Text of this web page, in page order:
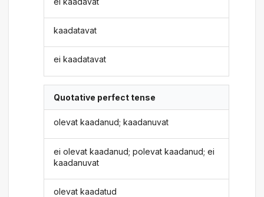
kaadatavat
ei kaadatavat
Quotative perfect tense
olevat kaadanud; kaadanuvat
ei olevat kaadanud; polevat kaadanud; ei
kaadanuvat
olevat kaadatud